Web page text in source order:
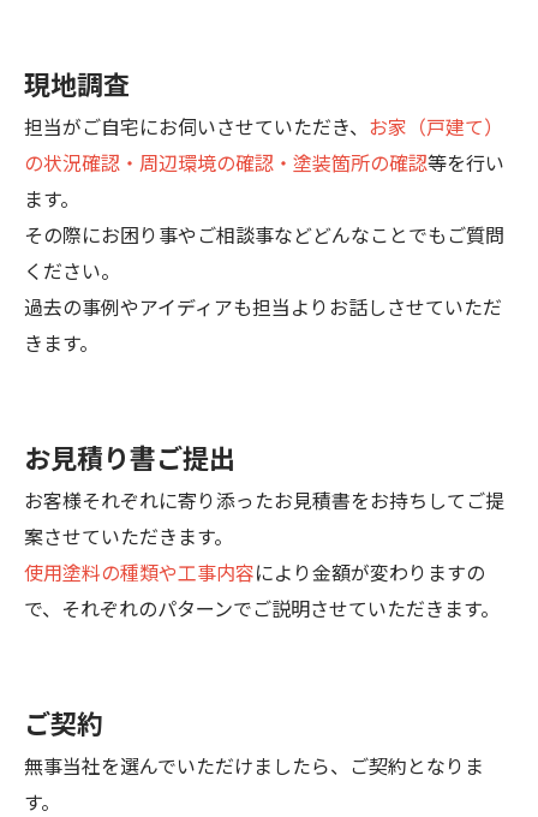
現地調査
担当がご自宅にお伺いさせていただき、 お家（戸建て）
の状況確認・周辺環境の確認・塗装箇所の確認等を行い
ます。
その際にお困り事やご相談事などどんなことでもご質問
ください。
過去の事例やアイディアも担当よりお話しさせていただ
きます。
お見積り書ご提出
お客様それぞれに寄り添ったお見積書をお持ちしてご提
案させていただきます。
使用塗料の種類や工事内容により金額が変わりますの
で、それぞれのパターンでご説明させていただきます。
ご契約
無事当社を選んでいただけましたら、ご契約となりま
す。